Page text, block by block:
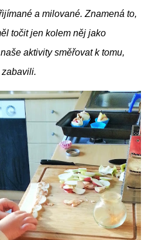
a milované. Znamená to,
točit jen kolem něj jako
aktivity směřovat k tomu,